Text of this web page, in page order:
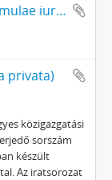
Esküszövegek formulás könyve (formulae iuramentorum)
privata)
közigazgatási
sorszám
készült
Az iratsorozat